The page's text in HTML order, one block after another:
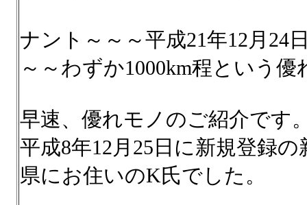
ナント～～～平成21年12月24
～～わずか1000km程という
早速、優れモノのご紹介です
平成8年12月25日に新規登録
県にお住いのK氏でした。